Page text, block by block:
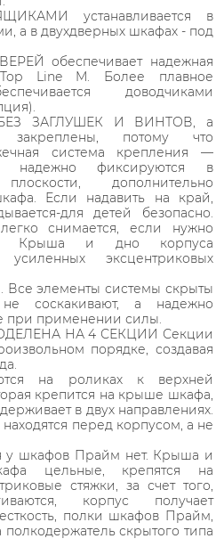
устанавливается в
а в двухдверных шкафах - под
обеспечивает надежная
Line M. Более плавное
доводчиками
ЗАГЛУШЕК И ВИНТОВ, а
потому что
система крепления —
надежно фиксируются в
дополнительно
Если надавить на край,
для детей безопасно.
снимается, если нужно
Крыша и дно корпуса
эксцентриковых
элементы системы скрыты
соскакивают, а надежно
при применении силы.
НА 4 СЕКЦИИ Секции
порядке, создавая
на роликах к верхней
крепится на крыше шкафа,
в двух направлениях.
перед корпусом, а не
у шкафов Прайм нет. Крыша и
цельные, крепятся на
стяжки, за счет того,
корпус получает
полки шкафов Прайм,
полкодержатель скрытого типа